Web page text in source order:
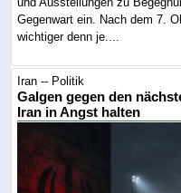
Gegenwart ein. Nach dem 7.
wichtiger denn je....
Iran -- Politik
Galgen gegen den
Iran in Angst halten